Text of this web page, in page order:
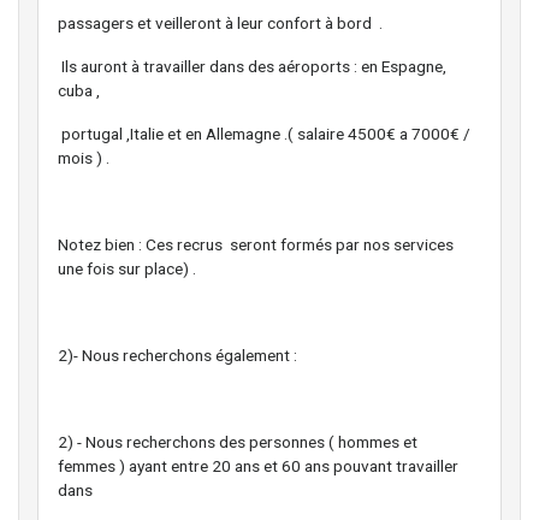
passagers et veilleront à leur confort à bord .
Ils auront à travailler dans des aéroports : en Espagne,
cuba ,
portugal ,Italie et en Allemagne .( salaire 4500€ a 7000€ /
mois ) .
Notez bien : Ces recrus seront formés par nos services
une fois sur place) .
2)- Nous recherchons également :
2) - Nous recherchons des personnes ( hommes et
femmes ) ayant entre 20 ans et 60 ans pouvant travailler
dans